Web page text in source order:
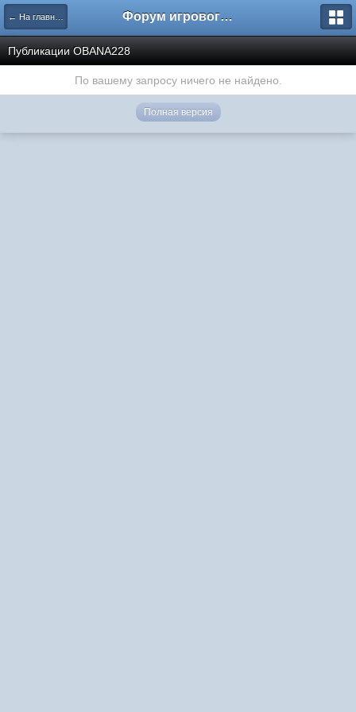
← На главную Форум игрового проекта Riverrise
Публикации OBANA228
По вашему запросу ничего не найдено.
Полная версия